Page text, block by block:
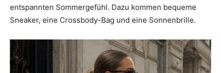
entspannten Sommergefühl. Dazu kommen bequeme
Sneaker, eine Crossbody-Bag und eine Sonnenbrille.